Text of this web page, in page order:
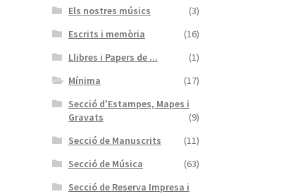
Els nostres músics
(3)
Escrits i memòria
(16)
Llibres i Papers de ...
(1)
Mínima
(17)
Secció d'Estampes, Mapes i
Gravats
(9)
Secció de Manuscrits
(11)
Secció de Música
(63)
Secció de Reserva Impresa i